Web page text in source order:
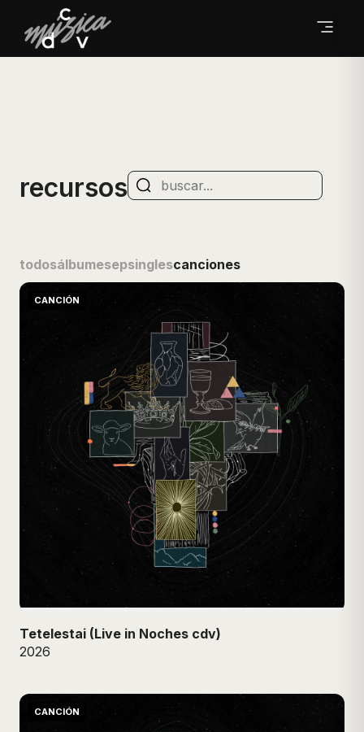
recursos
todosálbumesepsinglescanciones
CANCIÓN
Tetelestai (Live in Noches cdv)
2026
CANCIÓN